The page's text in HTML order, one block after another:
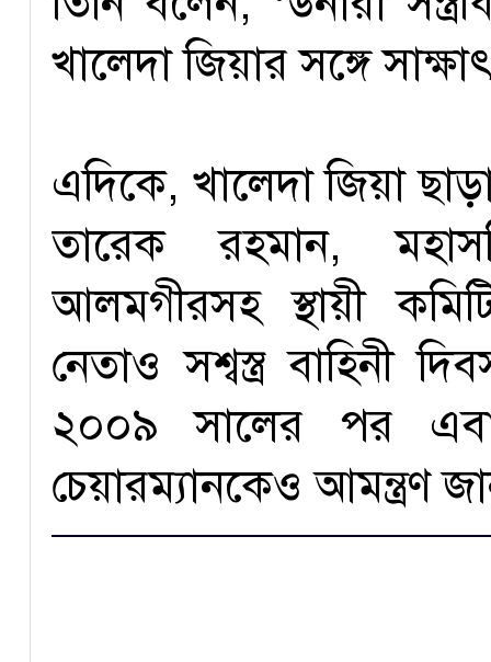
খালেদা জিয়ার সঙ্গে
এদিকে, খালেদা জিয়া
তারেক রহমান,
আলমগীরসহ স্থায়ী
নেতাও সশ্বস্ত্র বাহিনী
২০০৯ সালের পর
চেয়ারম্যানকেও আমন্ত্রণ